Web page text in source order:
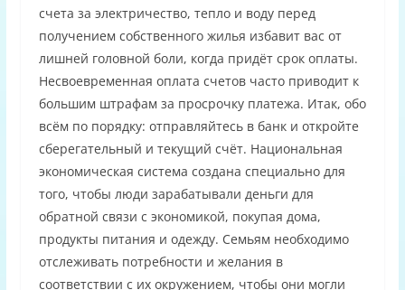
счета за электричество, тепло и воду перед
получением собственного жилья избавит вас от
лишней головной боли, когда придёт срок оплаты.
Несвоевременная оплата счетов часто приводит к
большим штрафам за просрочку платежа. Итак, обо
всём по порядку: отправляйтесь в банк и откройте
сберегательный и текущий счёт. Национальная
экономическая система создана специально для
того, чтобы люди зарабатывали деньги для
обратной связи с экономикой, покупая дома,
продукты питания и одежду. Семьям необходимо
отслеживать потребности и желания в
соответствии с их окружением, чтобы они могли